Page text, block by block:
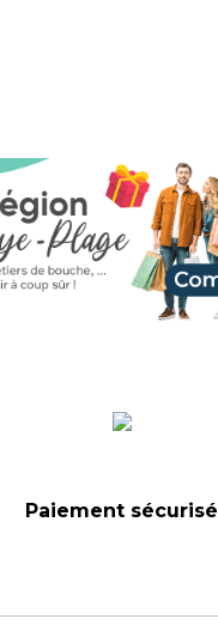
Paiement sécurisé